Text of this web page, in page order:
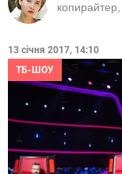
13 січня 2017, 14:10
ТБ-ШОУ